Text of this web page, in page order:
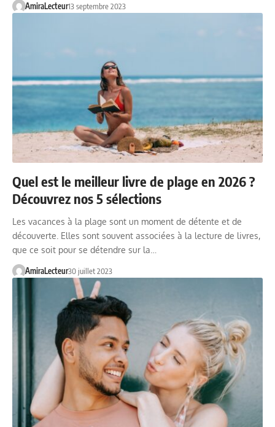
AmiraLecteur13 septembre 2023
Quel est le meilleur livre de plage en 2026 ?
Découvrez nos 5 sélections
Les vacances à la plage sont un moment de détente et de
découverte. Elles sont souvent associées à la lecture de livres,
que ce soit pour se détendre sur la…
AmiraLecteur30 juillet 2023